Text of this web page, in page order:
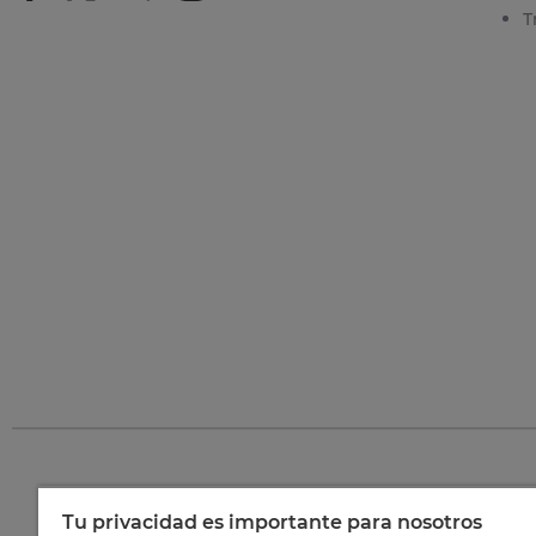
Tu privacidad es importante para nosotros